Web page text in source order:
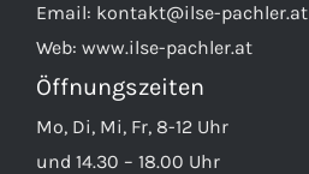
Email: kontakt@ilse-pachler.at
Web: www.ilse-pachler.at
Öffnungszeiten
Mo, Di, Mi, Fr, 8-12 Uhr
und 14.30 – 18.00 Uhr